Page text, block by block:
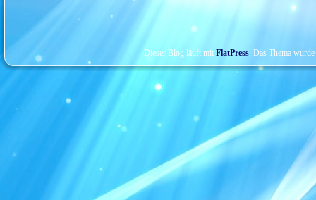
Dieser Blog läuft mit FlatPress. Das Thema